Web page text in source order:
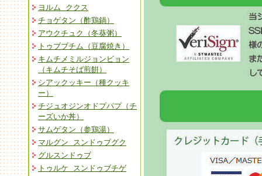
ヨルム ククス
チョゲタン（酢鶏鍋）
アウクチュク（冬葵粥）
トゥブブチム（豆腐焼き）
キムチメミルジョンビョン
（キムチそば煎餠）
シアックッキー（種クッキ
ー）
チジュオジンオドプパプ（チ
ーズいか丼）
サムゲタン（参鶏湯）
マルグン スンドゥブグク
グルスンドゥブ
トゥルケ スンドゥブチゲ